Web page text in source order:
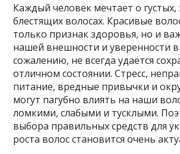
Каждый человек мечтает о
блестящих волосах. Красивые
только признак здоровья, но и
нашей внешности и уверенности в
сожалению, не всегда удаётся
отличном состоянии. Стресс,
питание, вредные привычки и
могут пагубно влиять на наши
ломкими, слабыми и тусклыми.
выбора правильных средств для
роста волос становится очень